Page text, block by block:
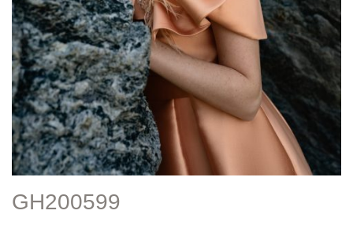
GH200599